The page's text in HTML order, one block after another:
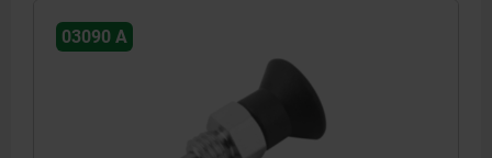
03090 A